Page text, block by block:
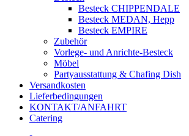
Besteck CHIPPENDALE
Besteck MEDAN, Hepp
Besteck EMPIRE
Zubehör
Vorlege- und Anrichte-Besteck
Möbel
Partyausstattung & Chafing Dish
Versandkosten
Lieferbedingungen
KONTAKT/ANFAHRT
Catering